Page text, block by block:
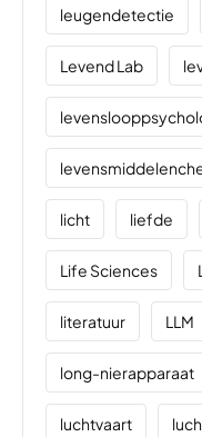
leugendetectie
Levend Lab
licht liefde
Life Sciences
literatuur LLM
long-nierapparaat
luchtvaart